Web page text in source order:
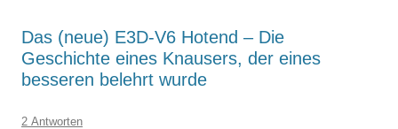
Das (neue) E3D-V6 Hotend – Die
Geschichte eines Knausers, der eines
besseren belehrt wurde
2 Antworten